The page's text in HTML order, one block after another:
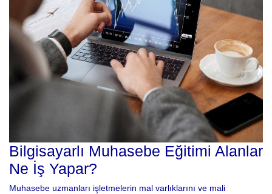
Bilgisayarlı Muhasebe Eğitimi Alanlar
Ne İş Yapar?
Muhasebe uzmanları işletmelerin mal varlıklarını ve mali